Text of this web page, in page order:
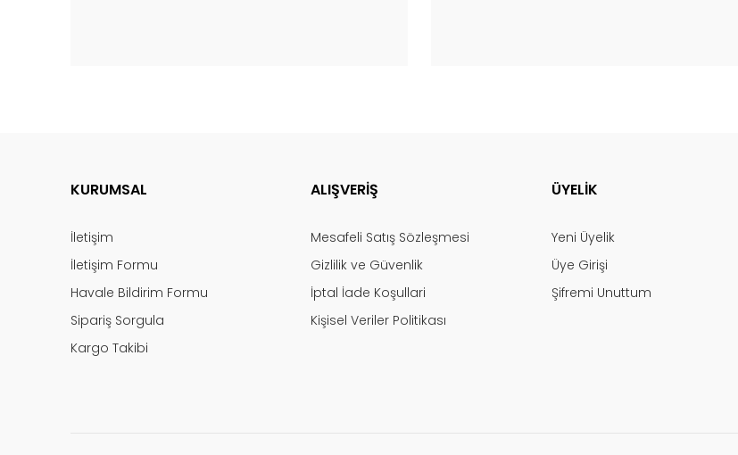
KURUMSAL
İletişim
İletişim Formu
Havale Bildirim Formu
Sipariş Sorgula
Kargo Takibi
ALIŞVERİŞ
Mesafeli Satış Sözleşmesi
Gizlilik ve Güvenlik
İptal İade Koşullari
Kişisel Veriler Politikası
ÜYELİK
Yeni Üyelik
Üye Girişi
Şifremi Unuttum